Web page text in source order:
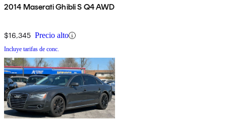
2014 Maserati Ghibli S Q4 AWD
$16,345 Precio alto
Incluye tarifas de conc.